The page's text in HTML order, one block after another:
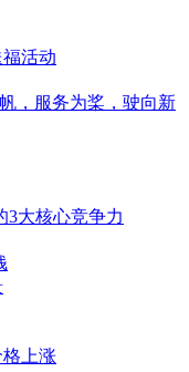
活动
，服务为桨，驶向新
3大核心竞争力
上涨